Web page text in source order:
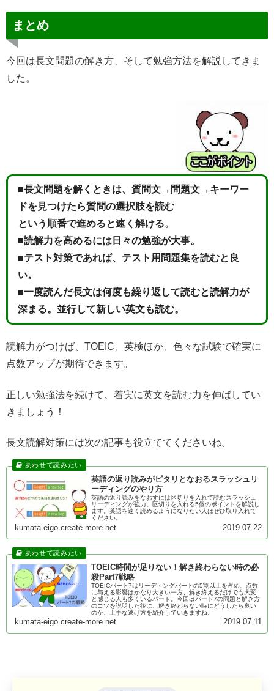
まとめ
今回は長文問題の解き方、そして勉強方法を解説してきま
した。
■長文問題を解くときは、質問文→問題文→キーワー
ドを見つけたら質問の選択肢を読む
という順番で進めると速く解ける。
■読解力を高めるには日々の勉強が大事。
■テスト対策であれば、テスト用問題集を読むと良
い。
■一度読んだ長文は何度も繰り返して読むと読解力が
深まる。並行して新しい英文も読む。
読解力がつけば、TOEIC、英検ほか、色々な試験で確実に
点数アップが期待できます。
正しい勉強法を続けて、着実に英文を読む力を伸ばしてい
きましょう！
長文読解対策には次の記事も役立ててくださいね。
英語の返り読みがピタリとなおるスラッシュリ
ーディングのやり方
英語の返り読みをなおすには区切りを入れて読むスラッシュ
リーディングが強力。区切りを入れる5個のポイントを解説し
ます。英語を速く読めるようになりたい人はぜひ取り入れて
ください。
kumata-eigo.create-more.net 2019.07.22
TOEIC時間が足りない！解き終わらない時の必
殺Part7戦略
TOEICパート7はリーディングパートの5割以上を占め、点数
に与える影響はかなり大きい一方、解き終えるだけでも大変
と感じる人も多くいるパート。今回はパート7の問題と解き方
のコツを説明した後に、解き終わらない時にどうしたら良い
のか、上手な逃げ方を紹介していきますね。
kumata-eigo.create-more.net 2019.07.11